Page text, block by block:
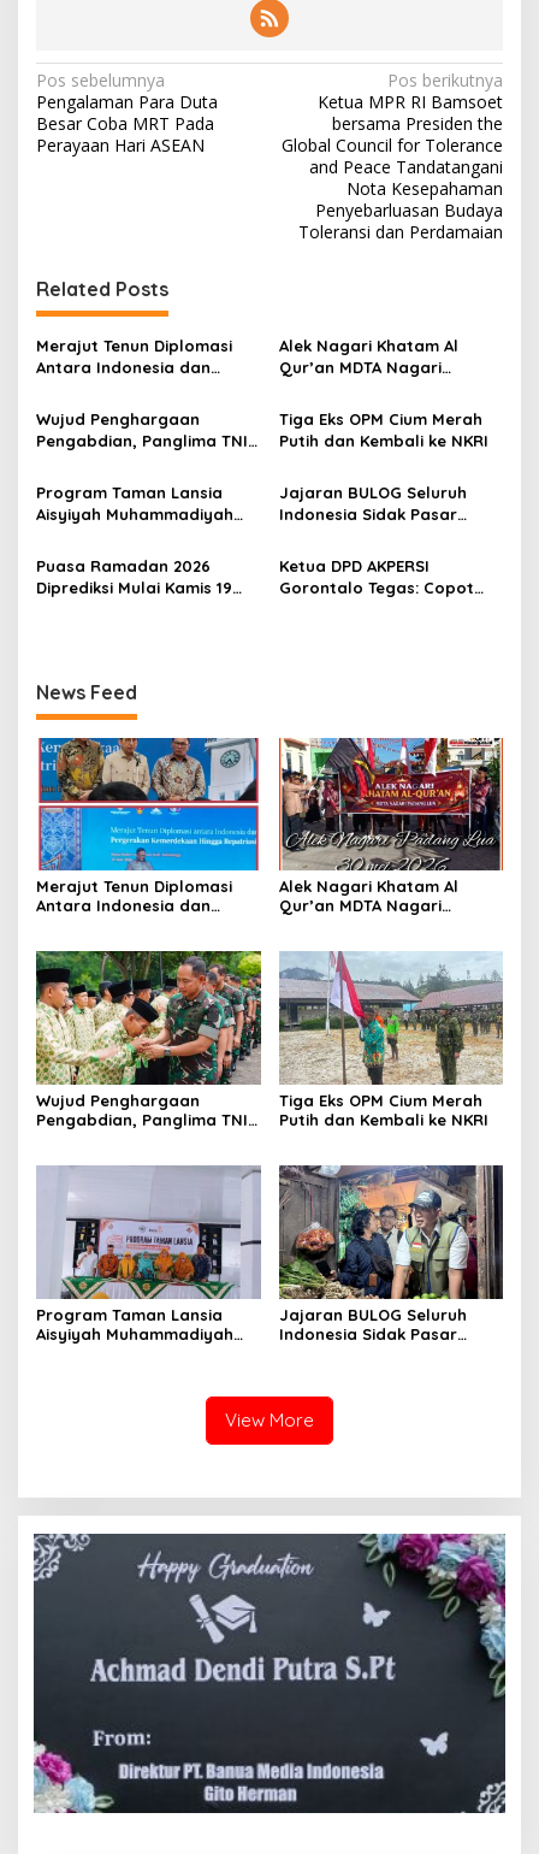
N
a
v
s
i
p
s
Pos sebelumnya
Pengalaman Para Duta
Besar Coba MRT Pada
Perayaan Hari ASEAN
Pos berikutnya
Ketua MPR RI Bamsoet
bersama Presiden the
Global Council for Tolerance
and Peace Tandatangani
Nota Kesepahaman
Penyebarluasan Budaya
Toleransi dan Perdamaian
Related Posts
Merajut Tenun Diplomasi
Antara Indonesia dan
Alek Nagari Khatam Al
Qur’an MDTA Nagari
Wujud Penghargaan
Pengabdian, Panglima TNI
Ratusan Prajurit dan ASN
TNI
Tiga Eks OPM Cium Merah
Putih dan Kembali ke NKRI
Program Taman Lansia
Aisyiyah Muhammadiyah
Pesantren Lansia
Jajaran BULOG Seluruh
Indonesia Sidak Pasar
Harga Beras dan Minyakita
Stabil Selama Ramadhan
dan Lebaran 2026
Puasa Ramadan 2026
Diprediksi Mulai Kamis 19
Ketua DPD AKPERSI
Gorontalo Tegas: Copot
News Feed
Merajut Tenun Diplomasi
Antara Indonesia dan
Alek Nagari Khatam Al
Qur’an MDTA Nagari
Wujud Penghargaan
Pengabdian, Panglima TNI
Tiga Eks OPM Cium Merah
Putih dan Kembali ke NKRI
Program Taman Lansia
Aisyiyah Muhammadiyah
Jajaran BULOG Seluruh
Indonesia Sidak Pasar
dan Lebaran 2026
View More